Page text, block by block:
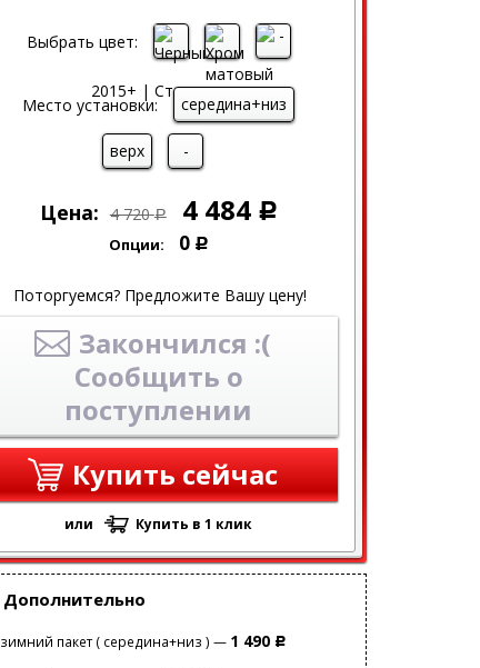
Выбрать цвет:
Место установки: середина+низ
верх -
Цена: 4 720 Р 4 484 Р
Опции: 0 Р
Поторгуемся? Предложите Вашу цену!
Закончился :(
Сообщить о
поступлении
Купить сейчас
или Купить в 1 клик
Дополнительно
зимний пакет ( середина+низ ) — 1 490 Р